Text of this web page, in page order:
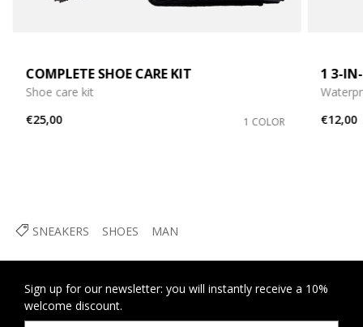
SNEAKERS SHOES MAN
COMPLETE SHOE CARE KIT
Shoe care kit
€25,00
1 COLOR
1 3-
€12,00
Sign up for our newsletter: you will instantly receive a 10%
welcome discount.